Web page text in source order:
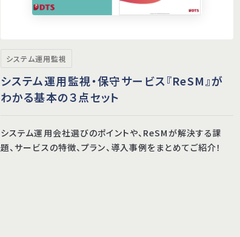
システム運用監視
システム運用監視・保守サービス『ReSM』が
わかる基本の３点セット
システム運用会社選びのポイントや、ReSMが解決する課
題、サービスの特徴、プラン、導入事例をまとめてご紹介！